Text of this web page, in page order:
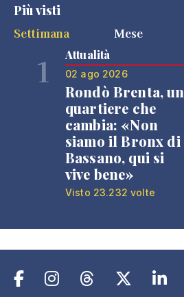
Più visti
Settimana
Mese
1 Attualità
02 ago 2026
Rondò Brenta, un
quartiere che
cambia: «Non
siamo il Bronx di
Bassano, qui si
vive bene»
Visto 23.232 volte